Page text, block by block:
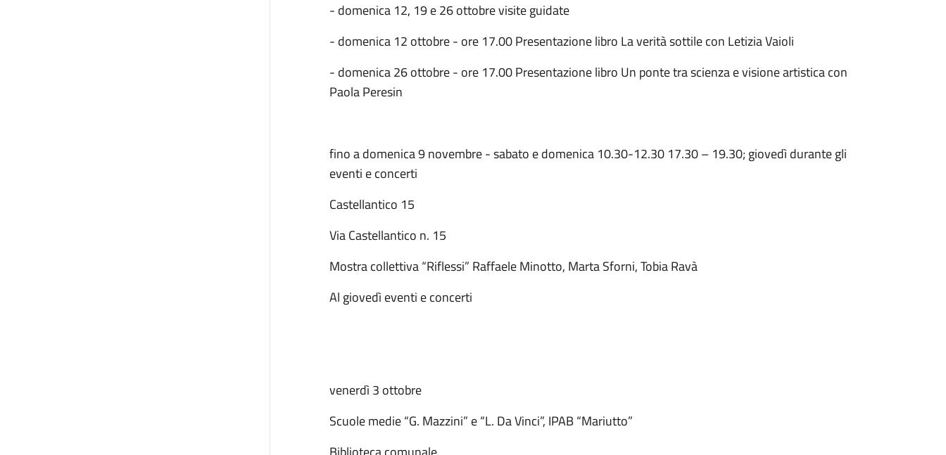
- domenica 12, 19 e 26 ottobre visite guidate
- domenica 12 ottobre - ore 17.00 Presentazione libro La verità sottile con Letizia Vaioli
- domenica 26 ottobre - ore 17.00 Presentazione libro Un ponte tra scienza e visione artistica con
Paola Peresin
fino a domenica 9 novembre - sabato e domenica 10.30-12.30 17.30 – 19.30; giovedì durante gli
eventi e concerti
Castellantico 15
Via Castellantico n. 15
Mostra collettiva “Riflessi” Raffaele Minotto, Marta Sforni, Tobia Ravà
Al giovedì eventi e concerti
venerdì 3 ottobre
Scuole medie “G. Mazzini” e “L. Da Vinci”, IPAB “Mariutto”